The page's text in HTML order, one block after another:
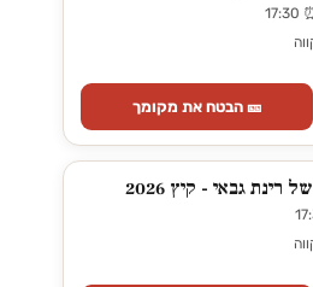
🎫 הבטח את מקומך
גבאי - קיץ 2026